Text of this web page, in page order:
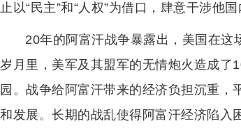
止以“民主”和“人权”为借口，肆意干涉他
20年的阿富汗战争暴露出，美国在这
岁月里，美军及其盟军的无情炮火造成了
园。战争给阿富汗带来的经济负担沉重
和发展。长期的战乱使得阿富汗经济陷入